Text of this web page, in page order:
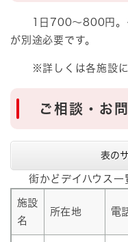
1日700～800円。そ
が別途必要です。
※詳しくは各施設に
ご相談・お
表の
街かどデイハウス一
施設
名
所在地 電